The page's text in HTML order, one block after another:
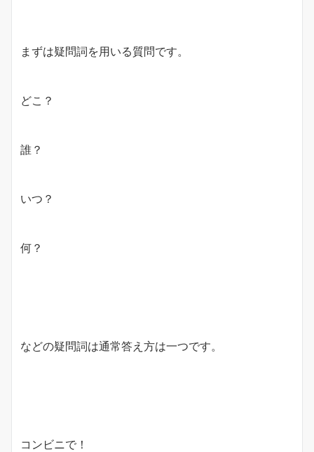
まずは疑問詞を用いる質問です。
どこ？
誰？
いつ？
何？
などの疑問詞は通常答え方は一つです。
コンビニで！